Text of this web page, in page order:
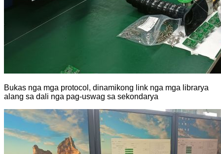
Bukas nga mga protocol, dinamikong link nga mga librarya
alang sa dali nga pag-uswag sa sekondarya